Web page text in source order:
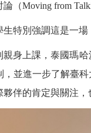
論（Moving from
特別強調這是一
親身上課，泰國瑪
，並進一步了解臺科
伴的肯定與關注，